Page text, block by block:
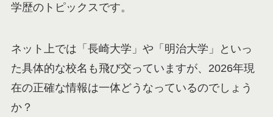
学歴のトピックスです。
ネット上では「長崎大学」や「明治大学」といっ
た具体的な校名も飛び交っていますが、2026年現
在の正確な情報は一体どうなっているのでしょう
か？